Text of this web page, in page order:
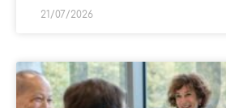
21/07/2026